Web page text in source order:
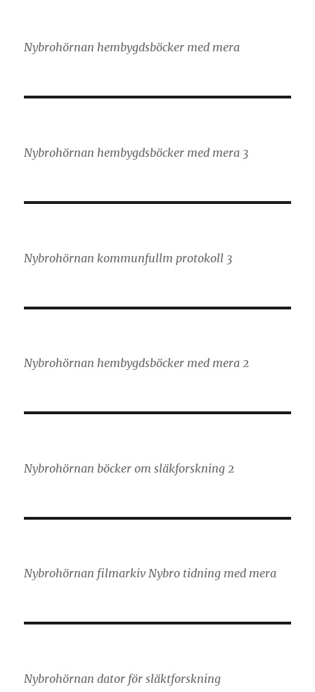
Nybrohörnan hembygdsböcker med mera
Nybrohörnan hembygdsböcker med mera 3
Nybrohörnan kommunfullm protokoll 3
Nybrohörnan hembygdsböcker med mera 2
Nybrohörnan böcker om släkforskning 2
Nybrohörnan filmarkiv Nybro tidning med mera
Nybrohörnan dator för släktforskning